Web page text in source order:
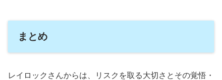
まとめ
レイロックさんからは、リスクを取る大切さとその覚悟・